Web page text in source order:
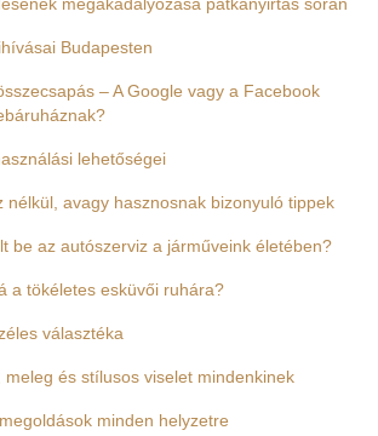
Budapesten
– A Google vagy a Facebook
lehetőségei
nélkül, avagy hasznosnak bizonyuló tippek
be az autószerviz a járműveink életében?
a tökéletes esküvői ruhára?
választéka
meleg és stílusos viselet mindenkinek
minden helyzetre